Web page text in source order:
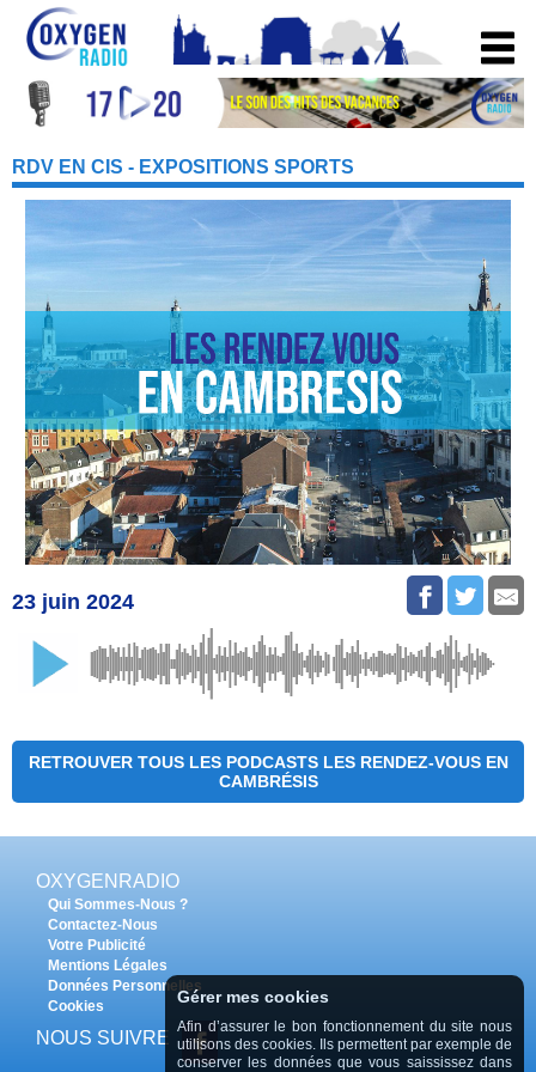
RDV EN CIS - EXPOSITIONS SPORTS
23 juin 2024
RETROUVER TOUS LES PODCASTS LES RENDEZ-VOUS EN
CAMBRÉSIS
OXYGENRADIO
Qui Sommes-Nous ?
Contactez-Nous
Votre Publicité
Mentions Légales
Données Personnelles
Cookies
NOUS SUIVRE
Gérer mes cookies
Afin d’assurer le bon fonctionnement du site nous
utilisons des cookies. Ils permettent par exemple de
conserver les données que vous saississez dans